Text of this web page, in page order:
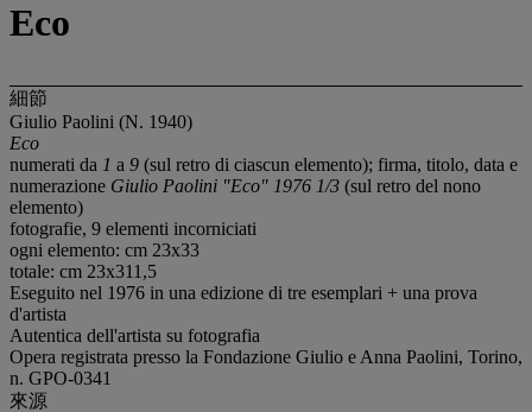
Eco
細節
Giulio Paolini (N. 1940)
Eco
numerati da 1 a 9 (sul retro di ciascun elemento); firma, titolo, data e
numerazione Giulio Paolini "Eco" 1976 1/3 (sul retro del nono
elemento)
fotografie, 9 elementi incorniciati
ogni elemento: cm 23x33
totale: cm 23x311,5
Eseguito nel 1976 in una edizione di tre esemplari + una prova
d'artista
Autentica dell'artista su fotografia
Opera registrata presso la Fondazione Giulio e Anna Paolini, Torino,
n. GPO-0341
來源